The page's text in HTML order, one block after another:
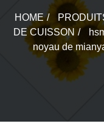
HOME
DE CUISSON
noyau de